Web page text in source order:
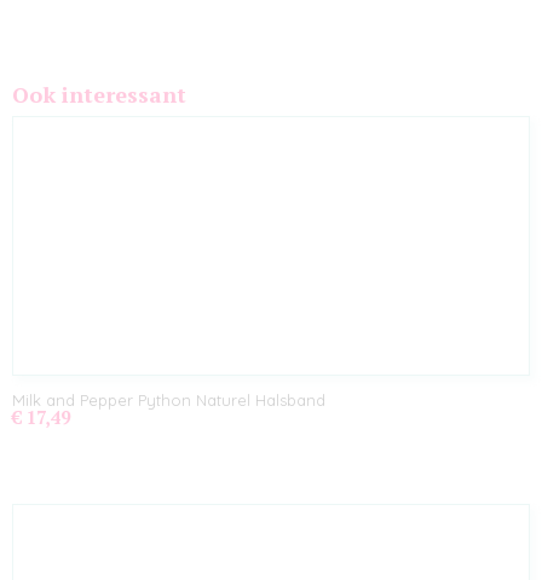
Ook interessant
Milk and Pepper Python Naturel Halsband
€ 17,49